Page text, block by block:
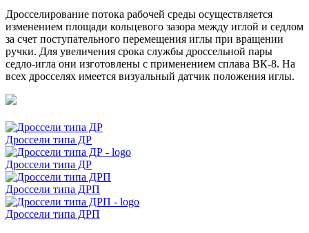
Дросселирование потока рабочей среды осуществляется
изменением площади кольцевого зазора между иглой и седлом
за счет поступательного перемещения иглы при вращении
ручки. Для увеличения срока службы дроссельной пары
седло-игла они изготовлены с применением сплава ВК-8. На
всех дросселях имеется визуальный датчик положения иглы.
Дроссели типа ДР
Дроссели типа ДР
Дроссели типа ДРП
Дроссели типа ДРП